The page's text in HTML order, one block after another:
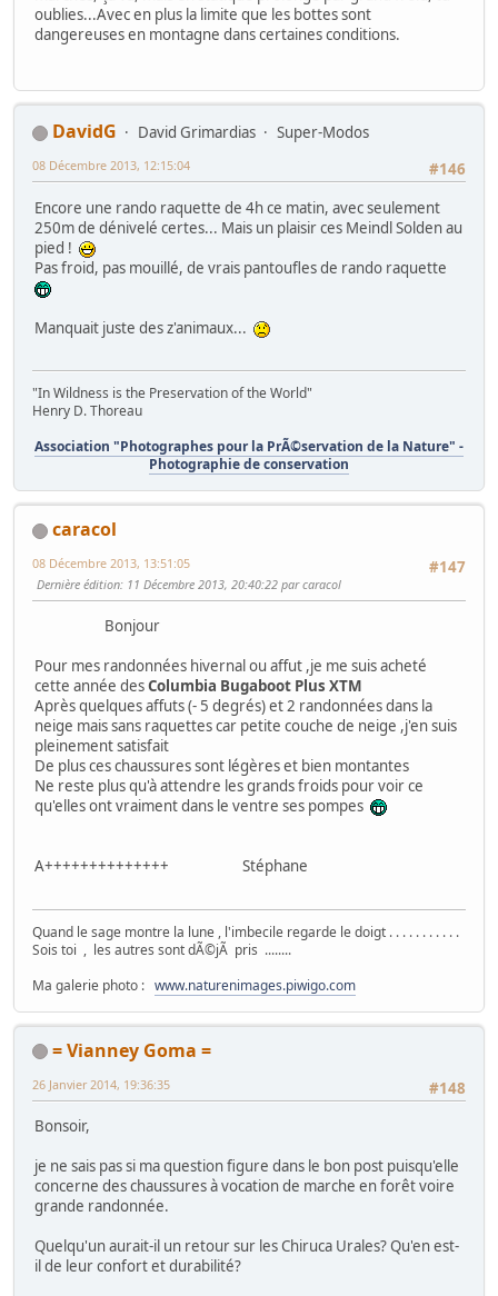
oublies...Avec en plus la limite que les bottes sont
dangereuses en montagne dans certaines conditions.
DavidG David Grimardias
Super-Modos
#146
08 Décembre 2013, 12:15:04
Encore une rando raquette de 4h ce matin, avec seulement
250m de dénivelé certes... Mais un plaisir ces Meindl Solden au
pied !
Pas froid, pas mouillé, de vrais pantoufles de rando raquette
Manquait juste des z'animaux...
"In Wildness is the Preservation of the World"
Henry D. Thoreau
Association "Photographes pour la PrÃ©servation de la Nature" -
Photographie de conservation
caracol
#147
08 Décembre 2013, 13:51:05
Dernière édition: 11 Décembre 2013, 20:40:22 par caracol
Bonjour
Pour mes randonnées hivernal ou affut ,je me suis acheté
cette année desColumbia Bugaboot Plus XTM
Après quelques affuts (- 5 degrés) et 2 randonnées dans la
neige mais sans raquettes car petite couche de neige ,j'en suis
pleinement satisfait
De plus ces chaussures sont légères et bien montantes
Ne reste plus qu'à attendre les grands froids pour voir ce
qu'elles ont vraiment dans le ventre ses pompes
A++++++++++++++ Stéphane
Quand le sage montre la lune , l'imbecile regarde le doigt . . . . . . . . . . .
Sois toi , les autres sont dÃ©jÃ pris ........
Ma galerie photo : www.naturenimages.piwigo.com
= Vianney Goma =
#148
26 Janvier 2014, 19:36:35
Bonsoir,
je ne sais pas si ma question figure dans le bon post puisqu'elle
concerne des chaussures à vocation de marche en forêt voire
grande randonnée.
Quelqu'un aurait-il un retour sur les Chiruca Urales? Qu'en est-
il de leur confort et durabilité?